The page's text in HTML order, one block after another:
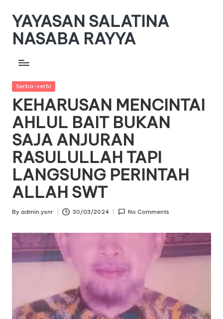
Skip
content
YAYASAN SALATINA
NASABA RAYYA
snr.or.id
Posted
Serba-serbi
KEHARUSAN MENCINTAI
AHLUL BAIT BUKAN
SAJA ANJURAN
RASULULLAH TAPI
LANGSUNG PERINTAH
ALLAH SWT
Posted
By admin.ysnr 30/03/2024 No Comments